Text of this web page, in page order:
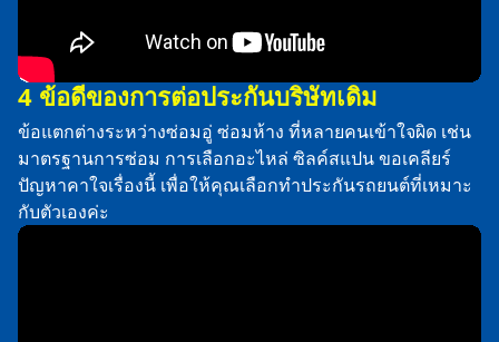
4 ข้อดีของการต่อประกันบริษัทเดิม
ข้อแตกต่างระหว่างซ่อมอู่ ซ่อมห้าง ที่หลายคนเข้าใจผิด เช่น
มาตรฐานการซ่อม การเลือกอะไหล่ ซิลค์สแปน ขอเคลียร์
ปัญหาคาใจเรื่องนี้ เพื่อให้คุณเลือกทำประกันรถยนต์ที่เหมาะ
กับตัวเองค่ะ